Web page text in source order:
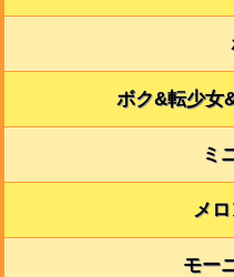
ボク&転少女
ミ
メ
モー